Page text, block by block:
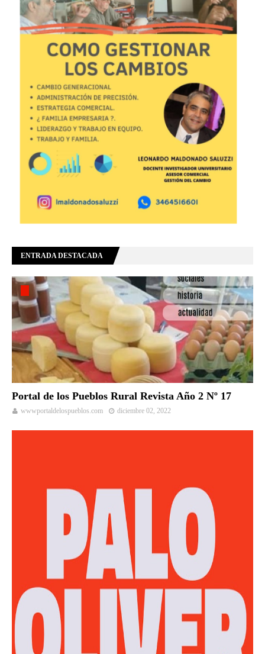
ENTRADA DESTACADA
Portal de los Pueblos Rural Revista Año 2 Nº 17
wwwportaldelospueblos.com diciembre 02, 2022